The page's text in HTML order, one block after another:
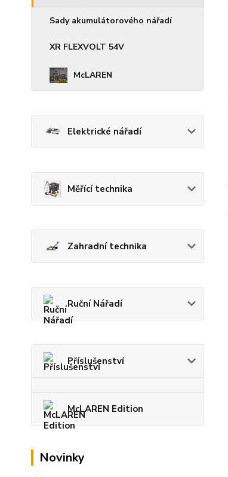
Sady akumulátorového nářadí
XR FLEXVOLT 54V
McLAREN
Elektrické nářadí
Měřící technika
Zahradní technika
Ruční Nářadí
Příslušenství
McLAREN Edition
Novinky